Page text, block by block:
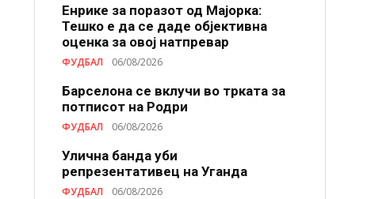
Енрике за поразот од Мајорка:
Тешко е да се даде објективна
оценка за овој натпревар
ФУДБАЛ 06/08/2026
Барселона се вклучи во трката за
потписот на Родри
ФУДБАЛ 06/08/2026
Улична банда уби
репрезентативец на Уганда
ФУДБАЛ 06/08/2026